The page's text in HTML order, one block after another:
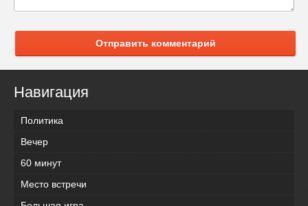
Отправить комментарий
Навигация
Политика
Вечер
60 минут
Место встречи